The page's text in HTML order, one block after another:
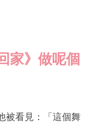
家》做呢個
被看見：「這個舞